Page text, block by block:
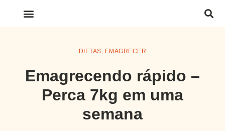
DIETAS, EMAGRECER
Emagrecendo rápido –
Perca 7kg em uma
semana